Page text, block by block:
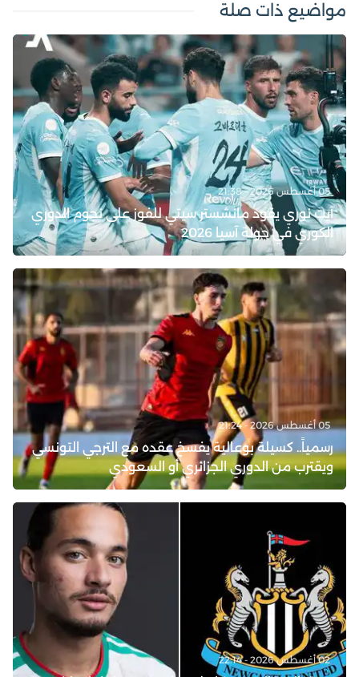
مواضيع ذات صلة
05 أغسطس 2026 - 21:38
آيت نوري يقود مانشستر سيتي للفوز على نجوم الدوري
الكوري في جولة آسيا 2026
05 أغسطس 2026 - 21:24
رسمياً.. كسيلة بوعالية يفسخ عقده مع الترجي التونسي
ويقترب من الدوري الجزائري أو السعودي
02 أغسطس 2026 - 22:14